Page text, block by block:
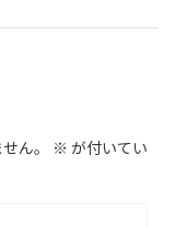
ん。 ※ が付いてい